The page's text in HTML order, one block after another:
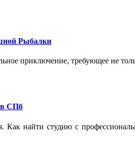
Рыбалки
приключение, требующее не
в СПб
Как найти студию с